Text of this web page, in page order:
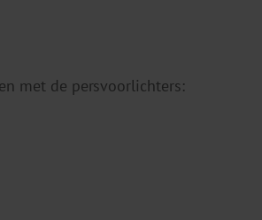
met de persvoorlichters: